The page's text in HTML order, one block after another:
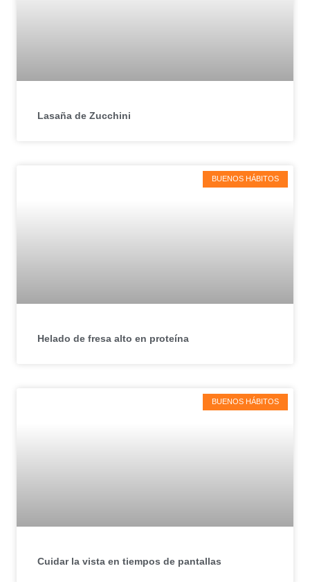
Lasaña de Zucchini
BUENOS HÁBITOS
Helado de fresa alto en proteína
BUENOS HÁBITOS
Cuidar la vista en tiempos de pantallas